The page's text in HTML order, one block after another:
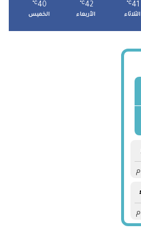
41
℃
الثلاثاء
42
℃
الأربعاء
40
℃
الخميس